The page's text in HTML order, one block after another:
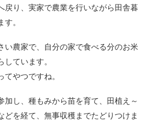
戻り、実家で農業を行いながら田舎暮
す。
い農家で、自分の家で食べる分のお米
しています。
てやつですね。
加し、種もみから苗を育て、田植え～
どを経て、無事収穫までたどりつけま